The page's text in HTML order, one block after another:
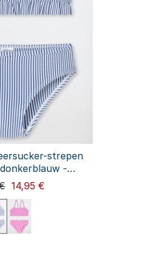
strepen
-
14,95 €